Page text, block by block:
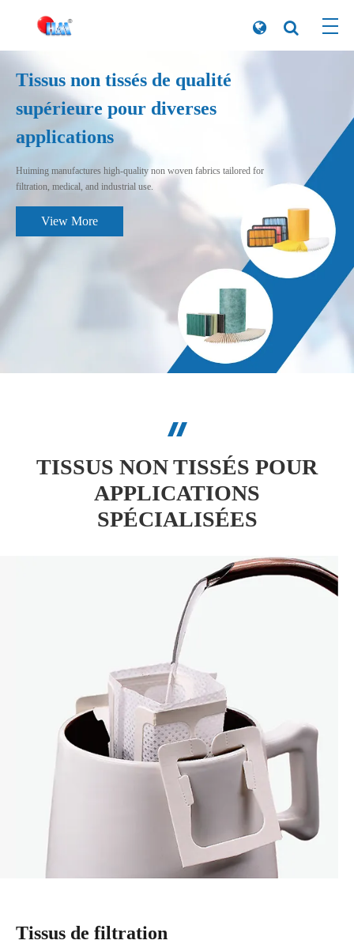
Tissus non tissés de qualité
supérieure pour diverses
applications
Huiming manufactures high-quality non woven fabrics tailored for
filtration, medical, and industrial use.
View More
TISSUS NON TISSÉS POUR
APPLICATIONS
SPÉCIALISÉES
Tissus de filtration